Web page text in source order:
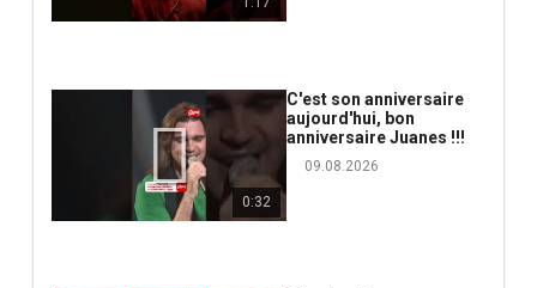
0:32
C'est son anniversaire
aujourd'hui, bon
anniversaire Juanes !!!
09.08.2026